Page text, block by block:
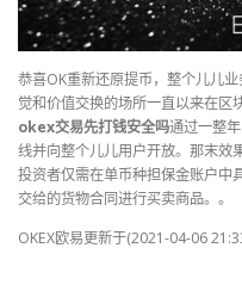
恭喜OK重新还原提币，整个儿儿
觉和价值交换的场所一直以来在区
okex交易先打钱安全吗通过一整
线并向整个儿儿用户开放。那末效
投资者仅需在单币种担保金账户中
交给的货物合同进行买卖商品。。
OKEX欧易更新于(2021-04-06